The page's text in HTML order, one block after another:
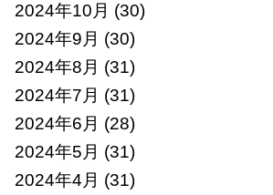
2024年10月 (30)
2024年9月 (30)
2024年8月 (31)
2024年7月 (31)
2024年6月 (28)
2024年5月 (31)
2024年4月 (31)